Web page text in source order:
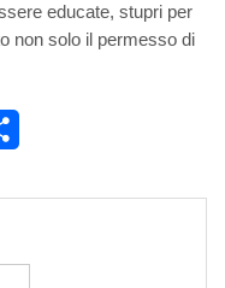
educate, stupri per
non solo il permesso di